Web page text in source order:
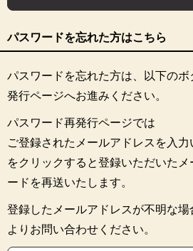
パスワードを忘れた方はこちら
パスワードを忘れた方は、以下の
発行ページへお進みください。
パスワード再発行ページでは
ご登録されたメールアドレスを入
をクリックすると登録いただいた
ードを再送いたします。
登録したメールアドレスが不明な
よりお問い合わせください。